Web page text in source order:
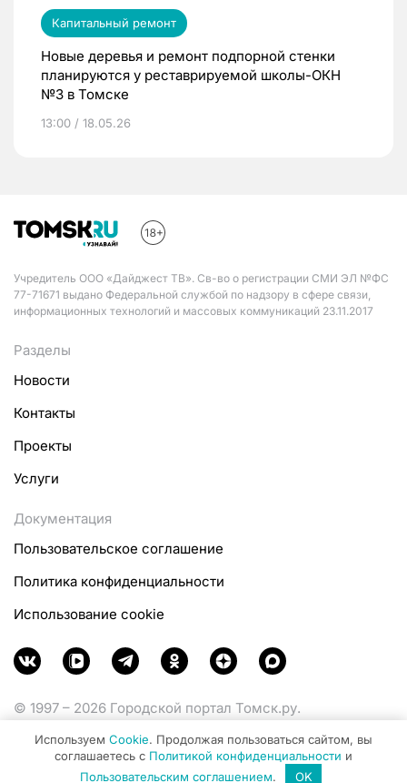
Капитальный ремонт
Новые деревья и ремонт подпорной стенки
планируются у реставрируемой школы-ОКН
№3 в Томске
13:00 / 18.05.26
Учредитель ООО «Дайджест ТВ». Св-во о регистрации СМИ ЭЛ №ФС
77-71671 выдано Федеральной службой по надзору в сфере связи,
информационных технологий и массовых коммуникаций 23.11.2017
Разделы
Новости
Контакты
Проекты
Услуги
Документация
Пользовательское соглашение
Политика конфиденциальности
Использование cookie
© 1997 – 2026 Городской портал Томск.ру.
Министерства цифрового развития, связи и массовых
коммуникаций Российской Федерации.
Используем Cookie. Продолжая пользоваться сайтом, вы
соглашаетесь с Политикой конфиденциальности и
Пользовательским соглашением. OK